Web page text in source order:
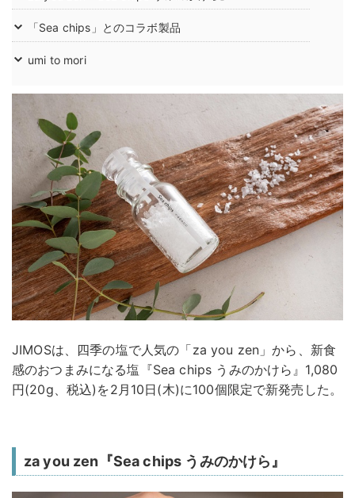
「Sea chips」とのコラボ製品
umi to mori
JIMOSは、四季の塩で人気の「za you zen」から、新食
感のおつまみになる塩『Sea chips うみのかけら』1,080
円(20g、税込)を2月10日(木)に100個限定で新発売した。
za you zen『Sea chips うみのかけら』